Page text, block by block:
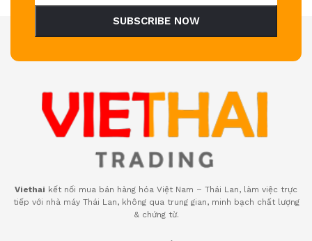
SUBSCRIBE NOW
Viethai kết nối mua bán hàng hóa Việt Nam – Thái Lan, làm việc trực
tiếp với nhà máy Thái Lan, không qua trung gian, minh bạch chất lượng
& chứng từ.